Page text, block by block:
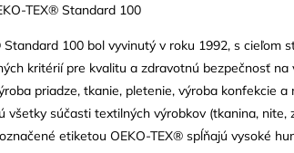
TEX® Standard 100
Standard 100 bol vyvinutý v roku 1992, s cieľom
kritérií pre kvalitu a zdravotnú bezpečnosť na
priadze, tkanie, pletenie, výroba konfekcie a
všetky súčasti textilných výrobkov (tkanina, nite,
etiketou OEKO-TEX® spĺňajú vysoké